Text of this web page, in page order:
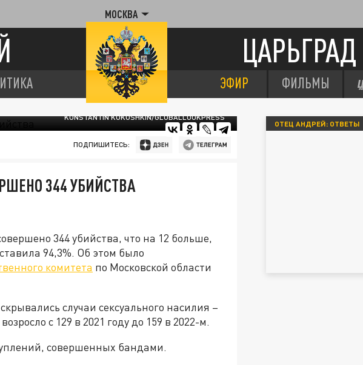
МОСКВА
ЦАРЬГРАД
ЭФИР ФИЛЬМЫ
KONSTANTIN KOKOSHKIN/GLOBALLOOKPRESS
ПОДПИШИТЕСЬ:
344 УБИЙСТВА
344 убийства, что на 12 больше,
94,3%. Об этом было
комитета по Московской области
случаи сексуального насилия –
с 129 в 2021 году до 159 в 2022-м.
совершенных бандами.
ОТЕЦ АНДРЕЙ: ОТВЕТЫ